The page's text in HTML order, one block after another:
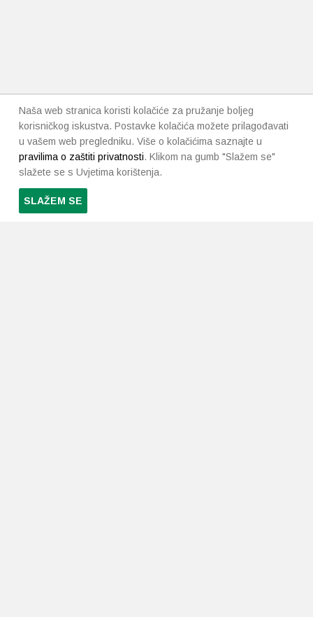
Naša web stranica koristi kolačiće za pružanje boljeg
korisničkog iskustva. Postavke kolačića možete prilagođavati
u vašem web pregledniku. Više o kolačićima saznajte u
pravilima o zaštiti privatnosti. Klikom na gumb "Slažem se"
slažete se s Uvjetima korištenja.
SLAŽEM SE